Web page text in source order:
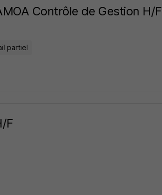
Contrôle de Gestion H/F
partiel
F